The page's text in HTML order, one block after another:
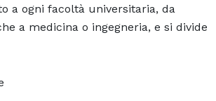
a ogni facoltà universitaria, da
a medicina o ingegneria, e si divide